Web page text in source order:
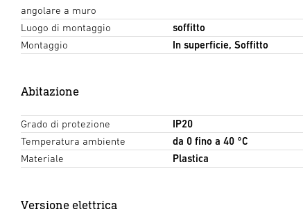
angolare a muro
Luogo di montaggio
soffitto
Montaggio
In superficie, Soffitto
Abitazione
Grado di protezione
IP20
Temperatura ambiente
da 0 fino a 40 °C
Materiale
Plastica
Versione elettrica